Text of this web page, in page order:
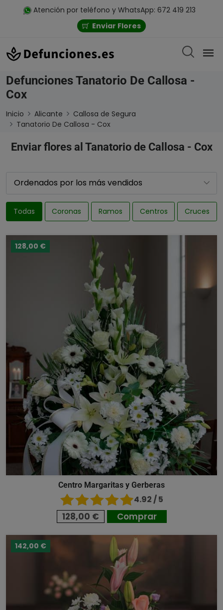
Atención por teléfono y WhatsApp: 672 419 213
Enviar Flores
Defunciones Tanatorio De Callosa -
Cox
Inicio Alicante
Callosa de Segura
Tanatorio De Callosa - Cox
Enviar flores al Tanatorio de Callosa - Cox
Todas Coronas Ramos Centros Cruces
128,00 €
Centro Margaritas y Gerberas
4.92 / 5
128,00 € Comprar
142,00 €